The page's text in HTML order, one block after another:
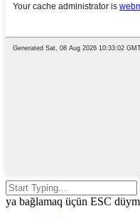
ya bağlamaq üçün ESC